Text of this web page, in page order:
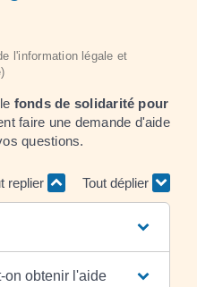
l'information légale et
fonds de solidarité pour
faire une demande d'aide
questions.
replier Tout déplier
on obtenir l'aide